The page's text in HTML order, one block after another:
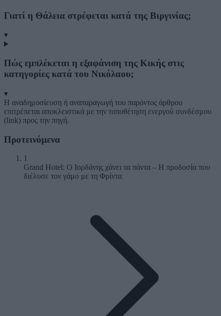
Γιατί η Θάλεια στρέφεται κατά της Βιργινίας;
▾
Πώς εμπλέκεται η εξαφάνιση της Κικής στις
κατηγορίες κατά του Νικόλαου;
▾
Η αναδημοσίευση ή αναπαραγωγή του παρόντος άρθρου
επιτρέπεται αποκλειστικά με την τοποθέτηση ενεργού συνδέσμου
(link) προς την πηγή.
Προτεινόμενα
1
Grand Hotel: Ο Ιορδάνης χάνει τα πάντα – Η προδοσία που
διέλυσε τον γάμο με τη Φρίντα